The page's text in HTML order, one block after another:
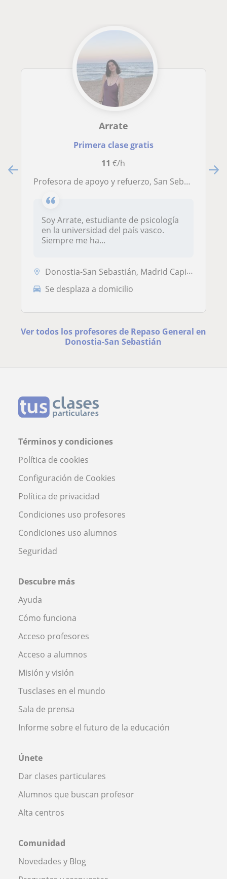
Arrate
Primera clase gratis
11 €/h
Profesora de apoyo y refuerzo, San Sebastián, Gipuzkoa
Soy Arrate, estudiante de psicología
en la universidad del país vasco.
Siempre me ha...
Donostia-San Sebastián, Madrid Capital, Pozuelo de Alarcón
Se desplaza a domicilio
Ver todos los profesores de Repaso General en
Donostia-San Sebastián
Términos y condiciones
Política de cookies
Configuración de Cookies
Política de privacidad
Condiciones uso profesores
Condiciones uso alumnos
Seguridad
Descubre más
Ayuda
Cómo funciona
Acceso profesores
Acceso a alumnos
Misión y visión
Tusclases en el mundo
Sala de prensa
Informe sobre el futuro de la educación
Únete
Dar clases particulares
Alumnos que buscan profesor
Alta centros
Comunidad
Novedades y Blog